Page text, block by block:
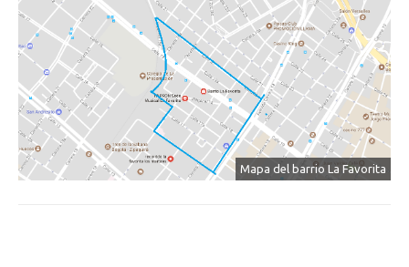
Mapa del barrio La Favorita